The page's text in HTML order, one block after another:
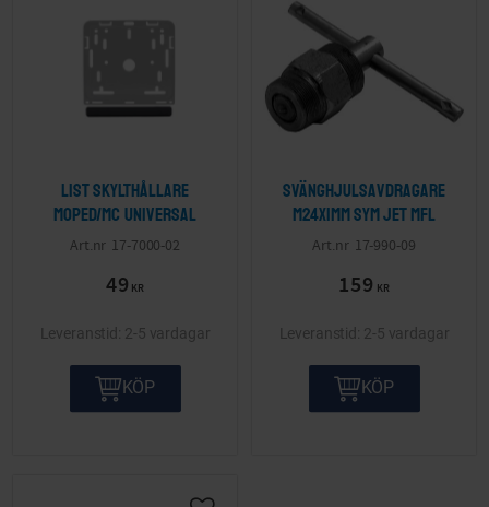
List skylthållare
Moped/MC Universal
17-7000-02
49 KR
2-5 vardagar
KÖP
Svänghjulsavdragare
M24x1mm Sym Jet mfl
17-990-09
159 KR
2-5 vardagar
KÖP